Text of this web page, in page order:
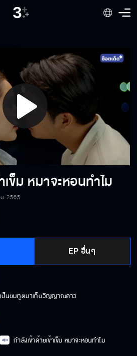
Play
Video
เข็ม หมาจะหอนทำไม
2565
EP อื่นๆ
พี่ขอโทษที่ปลุกวิญญาณให้ไม่ได้
ใช้ชีวิตให้คุ้มนะลูกแม่
สัญญากับกูสิว่ามึงอย่าตาย
เป็นยมทูตมาเก็บวิญญาณดาว
กำลังเข้าด้ายเข้าเข็ม หมาจะหอนทำไม